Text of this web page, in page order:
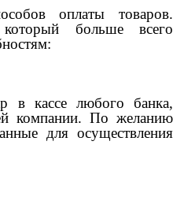
оплаты товаров.
больше всего
в кассе любого банка,
компании. По желанию
для осуществления